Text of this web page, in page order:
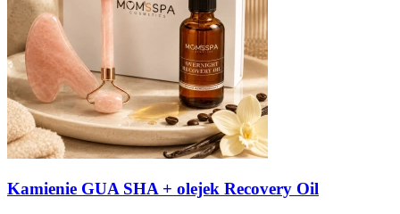
Kamienie GUA SHA + olejek Recovery Oil